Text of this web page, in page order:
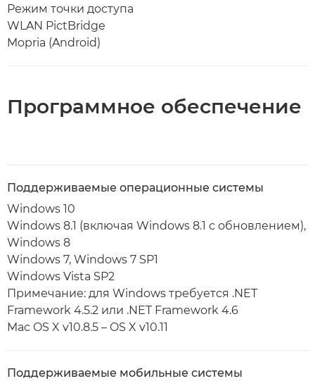
Режим точки доступа
WLAN PictBridge
Mopria (Android)
Программное обеспечение
Поддерживаемые операционные системы
Windows 10
Windows 8.1 (включая Windows 8.1 с обновлением),
Windows 8
Windows 7, Windows 7 SP1
Windows Vista SP2
Примечание: для Windows требуется .NET
Framework 4.5.2 или .NET Framework 4.6
Mac OS X v10.8.5 – OS X v10.11
Поддерживаемые мобильные системы